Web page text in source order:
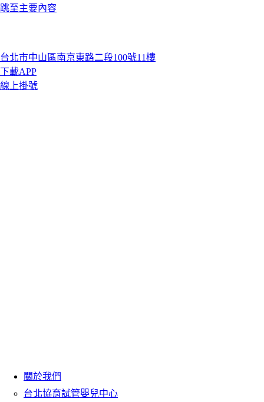
跳至主要內容
台北市中山區南京東路二段100號11樓
下載APP
線上掛號
關於我們
台北協育試管嬰兒中心